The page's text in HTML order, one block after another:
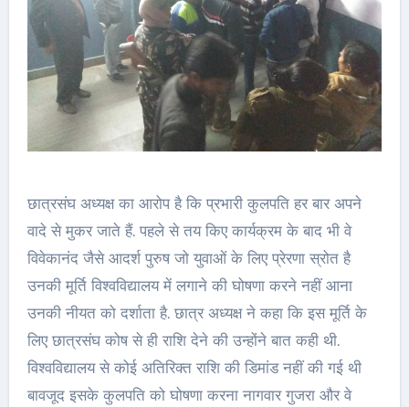
छात्रसंघ अध्यक्ष का आरोप है कि प्रभारी कुलपति हर बार अपने
वादे से मुकर जाते हैं. पहले से तय किए कार्यक्रम के बाद भी वे
विवेकानंद जैसे आदर्श पुरुष जो युवाओं के लिए प्रेरणा स्रोत है
उनकी मूर्ति विश्वविद्यालय में लगाने की घोषणा करने नहीं आना
उनकी नीयत को दर्शाता है. छात्र अध्यक्ष ने कहा कि इस मूर्ति के
लिए छात्रसंघ कोष से ही राशि देने की उन्होंने बात कही थी.
विश्वविद्यालय से कोई अतिरिक्त राशि की डिमांड नहीं की गई थी
बावजूद इसके कुलपति को घोषणा करना नागवार गुजरा और वे